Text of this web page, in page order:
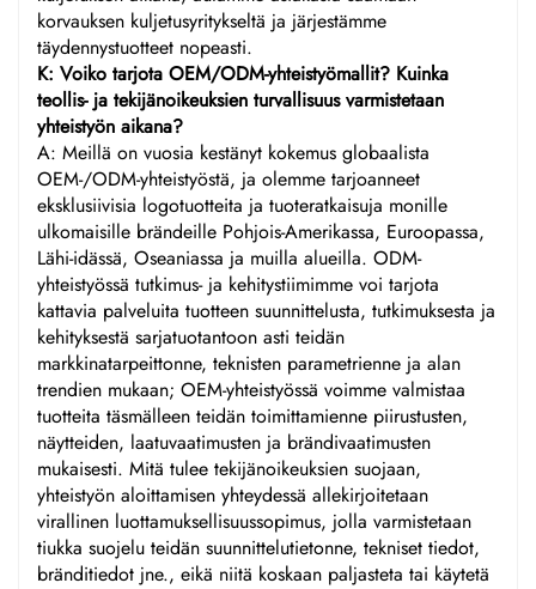
korvauksen kuljetusyritykseltä ja järjestämme
täydennystuotteet nopeasti.
K: Voiko tarjota OEM/ODM-yhteistyömallit? Kuinka
teollis- ja tekijänoikeuksien turvallisuus varmistetaan
yhteistyön aikana?
A: Meillä on vuosia kestänyt kokemus globaalista
OEM-/ODM-yhteistyöstä, ja olemme tarjoanneet
eksklusiivisia logotuotteita ja tuoteratkaisuja monille
ulkomaisille brändeille Pohjois-Amerikassa, Euroopassa,
Lähi-idässä, Oseaniassa ja muilla alueilla. ODM-
yhteistyössä tutkimus- ja kehitystiimimme voi tarjota
kattavia palveluita tuotteen suunnittelusta, tutkimuksesta ja
kehityksestä sarjatuotantoon asti teidän
markkinatarpeittonne, teknisten parametrienne ja alan
trendien mukaan; OEM-yhteistyössä voimme valmistaa
tuotteita täsmälleen teidän toimittamienne piirustusten,
näytteiden, laatuvaatimusten ja brändivaatimusten
mukaisesti. Mitä tulee tekijänoikeuksien suojaan,
yhteistyön aloittamisen yhteydessä allekirjoitetaan
virallinen luottamuksellisuussopimus, jolla varmistetaan
tiukka suojelu teidän suunnittelutietonne, tekniset tiedot,
bränditiedot jne., eikä niitä koskaan paljasteta tai käytetä